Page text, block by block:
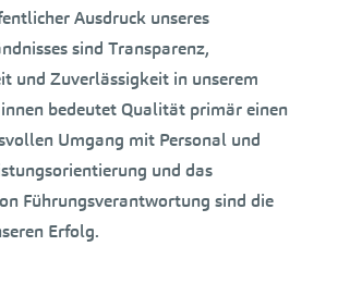
Ausdruck unseres
sind Transparenz,
und Zuverlässigkeit in unserem
bedeutet Qualität primär einen
Umgang mit Personal und
und das
Führungsverantwortung sind die
Erfolg.